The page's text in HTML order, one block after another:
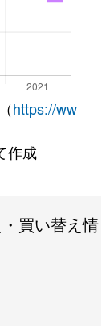
https://ww
作成
買い替え情